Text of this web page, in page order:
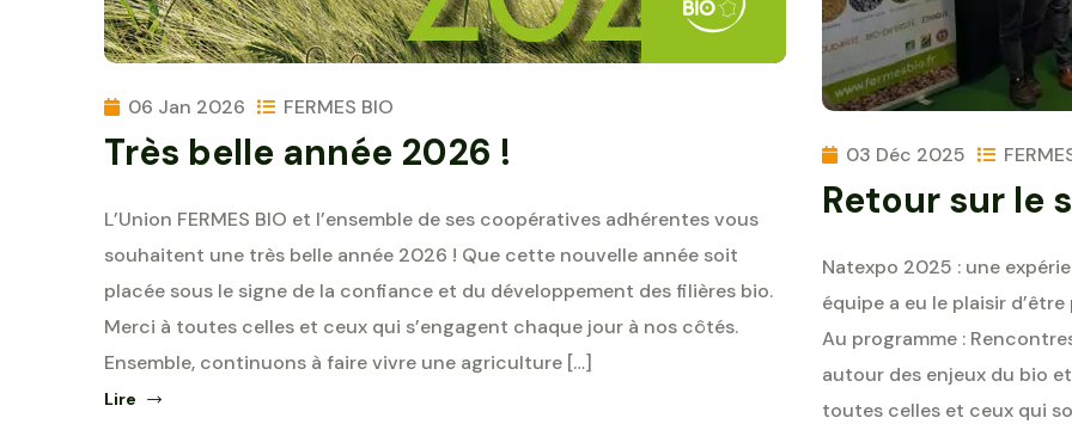
06 Jan 2026 FERMES BIO
Très belle année 2026 !
L’Union FERMES BIO et l’ensemble de ses coopératives adhérentes vous
souhaitent une très belle année 2026 ! Que cette nouvelle année soit
placée sous le signe de la confiance et du développement des filières bio.
Merci à toutes celles et ceux qui s’engagent chaque jour à nos côtés.
Ensemble, continuons à faire vivre une agriculture […]
Lire
03 Déc 2025
Retour sur le
Natexpo 2025 : une
équipe a eu le plaisir
Au programme :
autour des enjeux du bio
toutes celles et ceux qui